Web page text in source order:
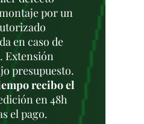
por un
en caso de
Extensión
presupuesto.
recibo el
en 48h
el pago.